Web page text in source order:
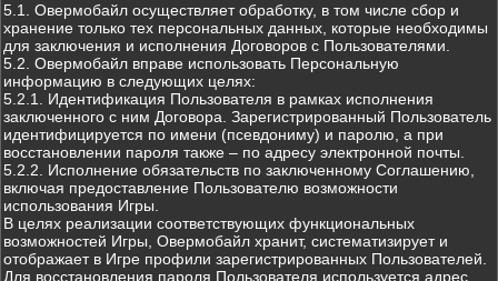
5.1. Овермобайл осуществляет обработку, в том числе сбор и
хранение только тех персональных данных, которые необходимы
для заключения и исполнения Договоров с Пользователями.
5.2. Овермобайл вправе использовать Персональную
информацию в следующих целях:
5.2.1. Идентификация Пользователя в рамках исполнения
заключенного с ним Договора. Зарегистрированный Пользователь
идентифицируется по имени (псевдониму) и паролю, а при
восстановлении пароля также – по адресу электронной почты.
5.2.2. Исполнение обязательств по заключенному Соглашению,
включая предоставление Пользователю возможности
использования Игры.
В целях реализации соответствующих функциональных
возможностей Игры, Овермобайл хранит, систематизирует и
отображает в Игре профили зарегистрированных Пользователей.
Для восстановления пароля Пользователя используется адрес